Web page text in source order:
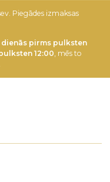
Piegādes izmaksas
pirms pulksten
12:00, mēs to